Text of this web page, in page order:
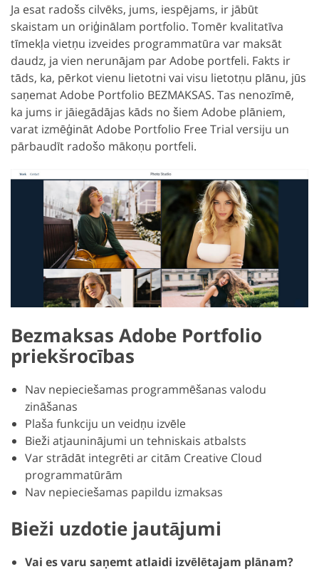
Ja esat radošs cilvēks, jums, iespējams, ir jābūt
skaistam un oriģinālam portfolio. Tomēr kvalitatīva
tīmekļa vietņu izveides programmatūra var maksāt
daudz, ja vien nerunājam par Adobe portfeli. Fakts ir
tāds, ka, pērkot vienu lietotni vai visu lietotņu plānu, jūs
saņemat Adobe Portfolio BEZMAKSAS. Tas nenozīmē,
ka jums ir jāiegādājas kāds no šiem Adobe plāniem,
varat izmēģināt Adobe Portfolio Free Trial versiju un
pārbaudīt radošo mākoņu portfeli.
Bezmaksas Adobe Portfolio
priekšrocības
Nav nepieciešamas programmēšanas valodu
zināšanas
Plaša funkciju un veidņu izvēle
Bieži atjauninājumi un tehniskais atbalsts
Var strādāt integrēti ar citām Creative Cloud
programmatūrām
Nav nepieciešamas papildu izmaksas
Bieži uzdotie jautājumi
Vai es varu saņemt atlaidi izvēlētajam plānam?